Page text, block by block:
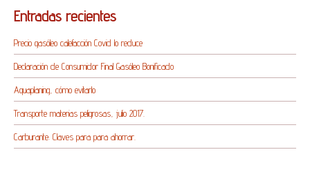
Entradas recientes
Precio gasóleo calefacción Covid lo reduce
Declaración de Consumidor Final Gasóleo Bonificado
Aquaplaning, cómo evitarlo
Transporte materias peligrosas, julio 2017.
Carburante: Claves para para ahorrar.